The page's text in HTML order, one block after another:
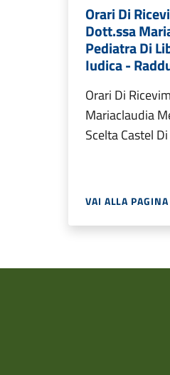
Orari Di
Dott.ssa
Pediatra Di
Iudica -
Orari Di
Mariaclaudia
Scelta Castel
VAI ALLA PAGINA